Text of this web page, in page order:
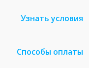
Узнать условия
Способы оплаты